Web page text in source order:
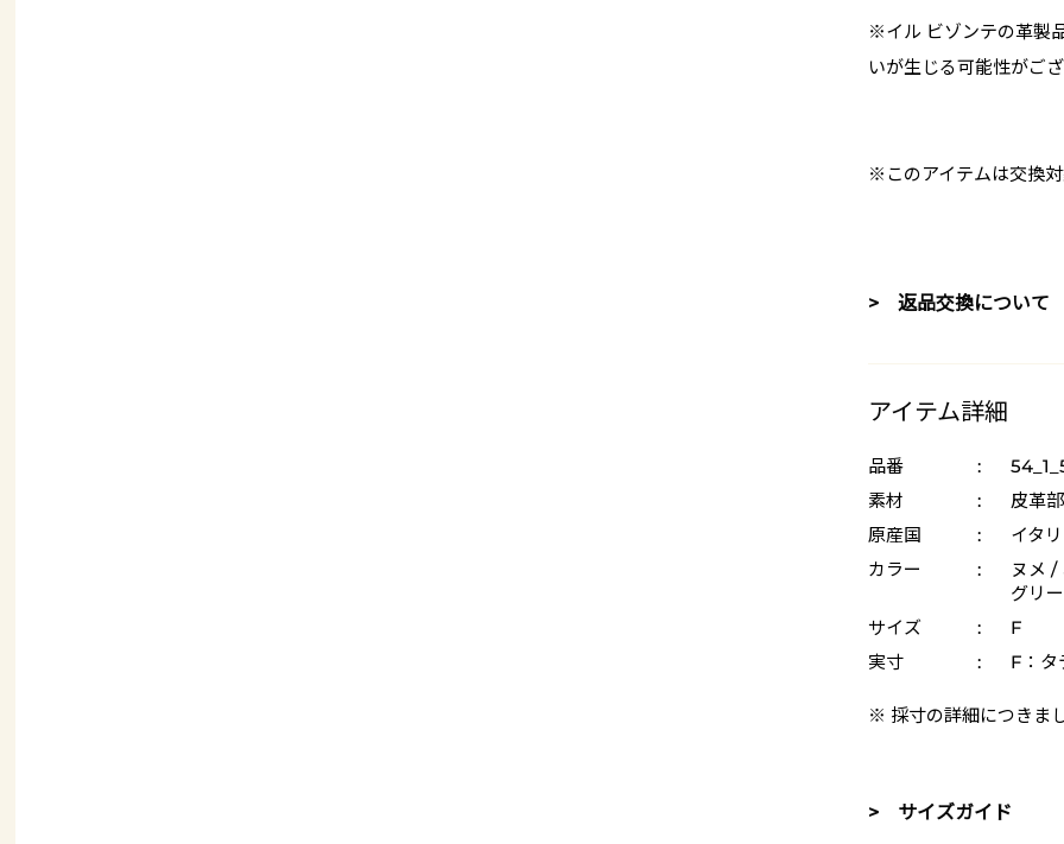
※イル ビゾンテの革製
いが生じる可能性がご
※このアイテムは交換
> 返品交換について
アイテム詳細
品番 :
素材
:
皮革
原産国
:
イタ
カラー
:
ヌメ /
グリ
サイズ
:
F
実寸
: F：タ
※ 採寸の詳細につきま
> サイズガイド